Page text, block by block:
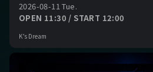
2026-08-11 Tue.
OPEN 11:30 / START 12:00
K’s Dream